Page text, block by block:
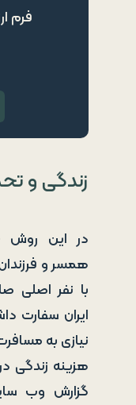
فرم
زندگی و
در این روش
با نفر اصلی
ایران سفارت
نیازی به
هزینه زندگی